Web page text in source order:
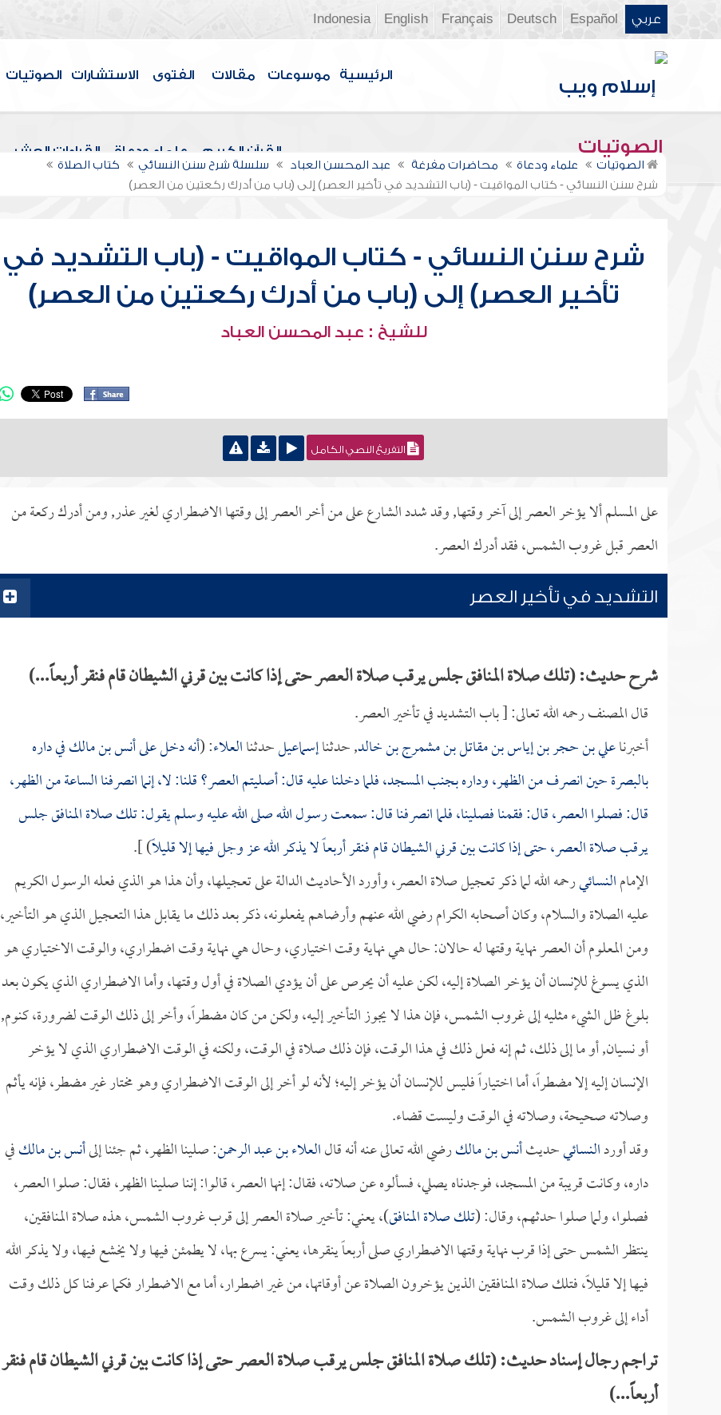
عربي Español
Deutsch
Français
English
Indonesia
الرئيسية موسوعات مقالات الفتوى الاستشارات الصوتيات
الصوتيات القرآن الكريم علماء ودعاة القراءات العشر
الصوتيات علماء ودعاة محاضرات مفرغة عبد المحسن العباد سلسلة شرح سنن النسائي
كتاب الصلاة
شرح سنن النسائي - كتاب المواقيت - (باب التشديد في تأخير العصر) إلى (باب من أدرك ركعتين من العصر)
شرح سنن النسائي - كتاب المواقيت - (باب التشديد في
تأخير العصر) إلى (باب من أدرك ركعتين من العصر)
للشيخ : عبد المحسن العباد
التفريغ النصي الكامل
على المسلم ألا يؤخر العصر إلى آخر وقتها, وقد شدد الشارع على من أخر العصر إلى وقتها الاضطراري لغير عذر, ومن أدرك ركعة من
العصر قبل غروب الشمس، فقد أدرك العصر.
التشديد في تأخير العصر
شرح حديث: (تلك صلاة المنافق جلس يرقب صلاة العصر حتى إذا كانت بين قرني الشيطان قام فنقر أربعاً...)
قال المصنف رحمه الله تعالى: [ باب التشديد في تأخير العصر.
أخبرناعلي بن حجر بن إياس بن مقاتل بن مشمرج بن خالد, حدثناإسماعيلحدثناالعلاء: (أنه دخل علىأنس بن مالكفي داره
بالبصرة حين انصرف من الظهر، وداره بجنب المسجد، فلما دخلنا عليه قال: أصليتم العصر؟ قلنا: لا، إنما انصرفنا الساعة من الظهر،
قال: فصلوا العصر، قال: فقمنا فصلينا، فلما انصرفنا قال: سمعت رسول الله صلى الله عليه وسلم يقول: تلك صلاة المنافق جلس
يرقب صلاة العصر، حتى إذا كانت بين قرني الشيطان قام فنقر أربعاً لا يذكر الله عز وجل فيها إلا قليلاً) ].
الإمامالنسائيرحمه الله لما ذكر تعجيل صلاة العصر، وأورد الأحاديث الدالة على تعجيلها، وأن هذا هو الذي فعله الرسول الكريم
عليه الصلاة والسلام، وكان أصحابه الكرام رضي الله عنهم وأرضاهم يفعلونه، ذكر بعد ذلك ما يقابل هذا التعجيل الذي هو التأخير،
ومن المعلوم أن العصر نهاية وقتها له حالان: حال هي نهاية وقت اختياري، وحال هي نهاية وقت اضطراري، والوقت الاختياري هو
الذي يسوغ للإنسان أن يؤخر الصلاة إليه، لكن عليه أن يحرص على أن يؤدي الصلاة في أول وقتها، وأما الاضطراري الذي يكون بعد
بلوغ ظل الشيء مثليه إلى غروب الشمس، فإن هذا لا يجوز التأخير إليه، ولكن من كان مضطراً، وأخر إلى ذلك الوقت لضرورة، كنوم,
أو نسيان, أو ما إلى ذلك، ثم إنه فعل ذلك في هذا الوقت، فإن ذلك صلاة في الوقت، ولكنه في الوقت الاضطراري الذي لا يؤخر
الإنسان إليه إلا مضطراً، أما اختياراً فليس للإنسان أن يؤخر إليه؛ لأنه لو أخر إلى الوقت الاضطراري وهو مختار غير مضطر، فإنه يأثم
وصلاته صحيحة، وصلاته في الوقت وليست قضاء.
وقد أوردالنسائيحديثأنس بن مالكرضي الله تعالى عنه أنه قالالعلاء بن عبد الرحمن: صلينا الظهر، ثم جئنا إلىأنس بن مالكفي
داره، وكانت قريبة من المسجد، فوجدناه يصلي، فسألوه عن صلاته، فقال: إنها العصر، قالوا: إننا صلينا الظهر، فقال: صلوا العصر،
فصلوا، ولما صلوا حدثهم، وقال: (تلك صلاة المنافق)، يعني: تأخير صلاة العصر إلى قرب غروب الشمس، هذه صلاة المنافقين،
ينتظر الشمس حتى إذا قرب نهاية وقتها الاضطراري صلى أربعاً ينقرها، يعني: يسرع بها، لا يطمئن فيها ولا يخشع فيها، ولا يذكر الله
فيها إلا قليلاً، فتلك صلاة المنافقين الذين يؤخرون الصلاة عن أوقاتها، من غير اضطرار، أما مع الاضطرار فكما عرفنا كل ذلك وقت
أداء إلى غروب الشمس.
تراجم رجال إسناد حديث: (تلك صلاة المنافق جلس يرقب صلاة العصر حتى إذا كانت بين قرني الشيطان قام فنقر
أربعاً...)